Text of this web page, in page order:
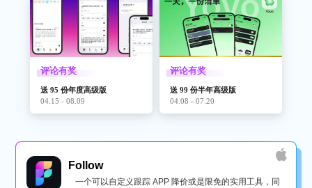
评论有奖
送 95 份年度高级版
04.15 - 08.09
评论有奖
送 99 份半年高级版
04.08 - 07.20
Follow
一个可以自定义跟踪 APP 降价或是限免的实用工具，同